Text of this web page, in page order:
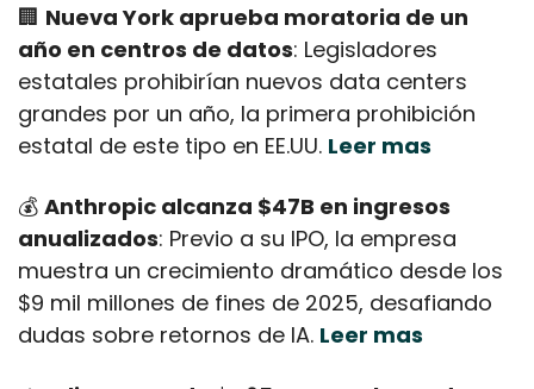
🏢 Nueva York aprueba moratoria de un
año en centros de datos: Legisladores
estatales prohibirían nuevos data centers
grandes por un año, la primera prohibición
estatal de este tipo en EE.UU. Leer mas
💰 Anthropic alcanza $47B en ingresos
anualizados: Previo a su IPO, la empresa
muestra un crecimiento dramático desde los
$9 mil millones de fines de 2025, desafiando
dudas sobre retornos de IA. Leer mas